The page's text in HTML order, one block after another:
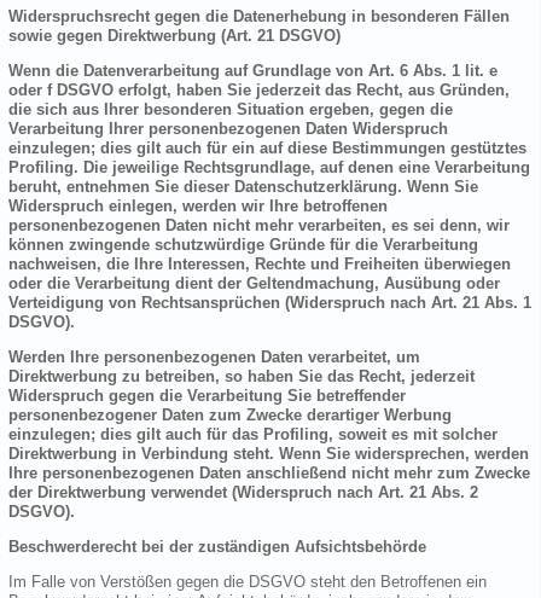
Widerspruchsrecht gegen die Datenerhebung in besonderen Fällen
sowie gegen Direktwerbung (Art. 21 DSGVO)
Wenn die Datenverarbeitung auf Grundlage von Art. 6 Abs. 1 lit. e
oder f DSGVO erfolgt, haben Sie jederzeit das Recht, aus Gründen,
die sich aus Ihrer besonderen Situation ergeben, gegen die
Verarbeitung Ihrer personenbezogenen Daten Widerspruch
einzulegen; dies gilt auch für ein auf diese Bestimmungen gestütztes
Profiling. Die jeweilige Rechtsgrundlage, auf denen eine Verarbeitung
beruht, entnehmen Sie dieser Datenschutzerklärung. Wenn Sie
Widerspruch einlegen, werden wir Ihre betroffenen
personenbezogenen Daten nicht mehr verarbeiten, es sei denn, wir
können zwingende schutzwürdige Gründe für die Verarbeitung
nachweisen, die Ihre Interessen, Rechte und Freiheiten überwiegen
oder die Verarbeitung dient der Geltendmachung, Ausübung oder
Verteidigung von Rechtsansprüchen (Widerspruch nach Art. 21 Abs. 1
DSGVO).
Werden Ihre personenbezogenen Daten verarbeitet, um
Direktwerbung zu betreiben, so haben Sie das Recht, jederzeit
Widerspruch gegen die Verarbeitung Sie betreffender
personenbezogener Daten zum Zwecke derartiger Werbung
einzulegen; dies gilt auch für das Profiling, soweit es mit solcher
Direktwerbung in Verbindung steht. Wenn Sie widersprechen, werden
Ihre personenbezogenen Daten anschließend nicht mehr zum Zwecke
der Direktwerbung verwendet (Widerspruch nach Art. 21 Abs. 2
DSGVO).
Beschwerderecht bei der zuständigen Aufsichtsbehörde
Im Falle von Verstößen gegen die DSGVO steht den Betroffenen ein